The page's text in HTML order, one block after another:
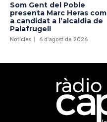
Som Gent del Poble
presenta Marc Heras com
a candidat a l’alcaldia de
Palafrugell
Notícies 6 d'agost de 2026